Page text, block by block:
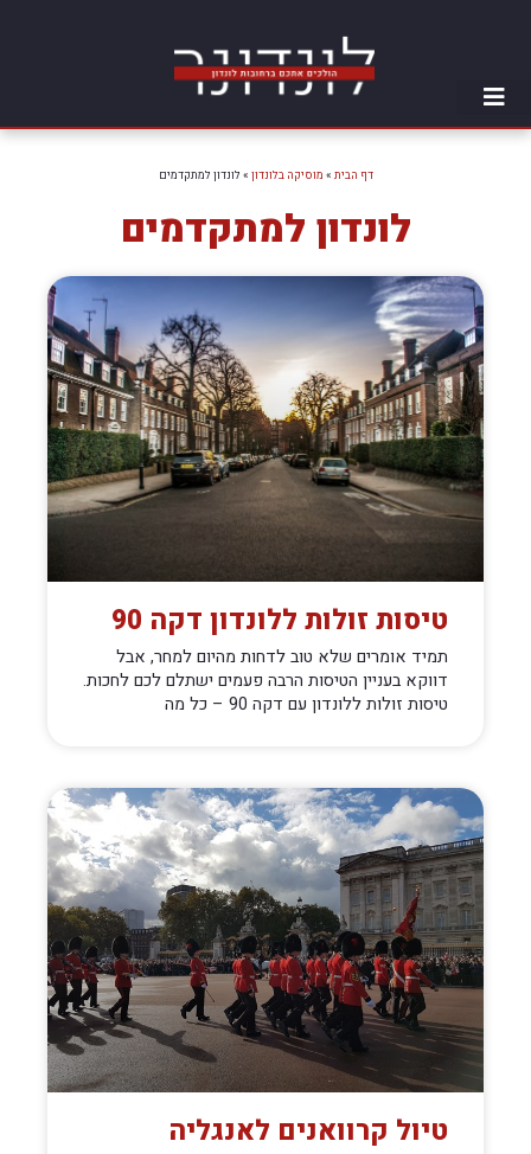
דף הבית » מוסיקה בלונדון » לונדון למתקדמים
לונדון למתקדמים
טיסות זולות ללונדון דקה 90
תמיד אומרים שלא טוב לדחות מהיום למחר, אבל
דווקא בעניין הטיסות הרבה פעמים ישתלם לכם לחכות.
טיסות זולות ללונדון עם דקה 90 – כל מה
טיול קרוואנים לאנגליה